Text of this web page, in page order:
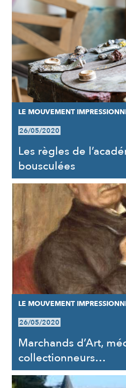
LE MOUVEMENT
26/05/2020
Les règles de
bousculées
LE MOUVEMENT
26/05/2020
Marchands d’Art,
collectionneurs…